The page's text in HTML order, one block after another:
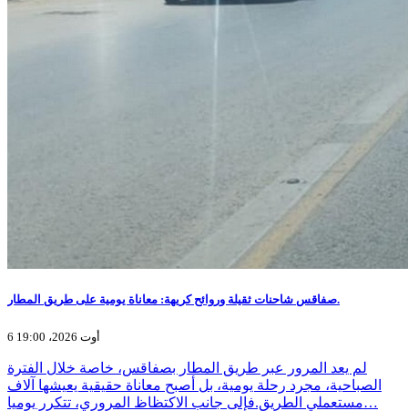
صفاقس شاحنات ثقيلة وروائح كريهة: معاناة يومية على طريق المطار.
6 أوت 2026، 19:00
لم يعد المرور عبر طريق المطار بصفاقس، خاصة خلال الفترة
الصباحية، مجرد رحلة يومية، بل أصبح معاناة حقيقية يعيشها آلاف
مستعملي الطريق.فإلى جانب الاكتظاظ المروري، تتكرر يوميا…